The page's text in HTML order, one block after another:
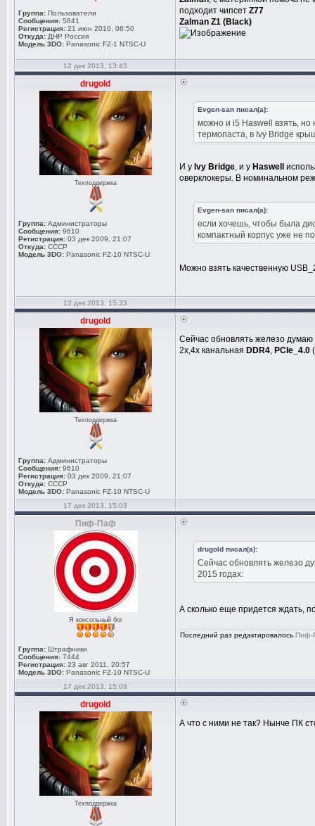
Группа: Пользователи
Сообщения: 5841
Регистрация: 21 июн 2010, 06:50
Откуда: ДНР Россия
Модель 3DO: Panasonic FZ-1 NTSC-U
подходит чипсет Z77
Zalman Z1 (Black)
12 дек 2013, 13:43
drugold
Техподдержка
Группа: Администраторы
Сообщения: 9610
Регистрация: 03 дек 2009, 21:07
Откуда: СССР
Модель 3DO: Panasonic FZ-10 NTSC-U
Evgen-san писал(а):
можно и i5 Haswell взять, но
термопаста, в Ivy Bridge
И у Ivy Bridge, и у Haswell
оверклокеры. В номинальном
Evgen-san писал(а):
если хочешь, чтобы была
компактный корпус уже не
Можно взять качественную
12 дек 2013, 15:33
drugold
Техподдержка
Группа: Администраторы
Сообщения: 9610
Регистрация: 03 дек 2009, 21:07
Откуда: СССР
Модель 3DO: Panasonic FZ-10 NTSC-U
Сейчас обновлять железо
2х,4х канальная DDR4, PCIe_4.0
17 дек 2013, 15:03
Пиф-Паф
Я консольный бог
Группа: Штрафники
Сообщения: 7444
Регистрация: 23 авг 2011, 20:57
Модель 3DO: Panasonic FZ-10 NTSC-U
drugold писал(а):
Сейчас обновлять железо
2015 годах:
А сколько еще придется ждать,
Последний раз редактировалось Пиф-
17 дек 2013, 15:09
drugold
Техподдержка
А что с ними не так? Нынче ПК